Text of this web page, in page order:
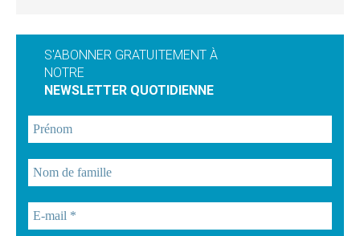
S'ABONNER GRATUITEMENT À
NOTRE
NEWSLETTER QUOTIDIENNE